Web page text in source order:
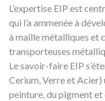
L’expertise EIP est
qui l’a ammenée à
à maille métalliques et
transporteuses
Le savoir-faire EIP
Cerium, Verre et Acier)
peinture, du pigment et